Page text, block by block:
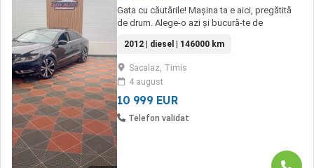
Gata cu căutările! Mașina ta e aici, pregătită
de drum. Alege-o azi și bucură-te de
PASSAT CC . 2,0 TDI , An 2012 . km 146 569
km reali . Vanzare in regim de consignatie .
Motorizare 1968 ( 2.0 TDI ) Diesel | ...
2012 | diesel | 146000 km
Sacalaz, Timis
4 august
10 999 EUR
Telefon validat